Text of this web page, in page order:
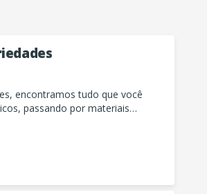
encontramos tudo que você
passando por materiais